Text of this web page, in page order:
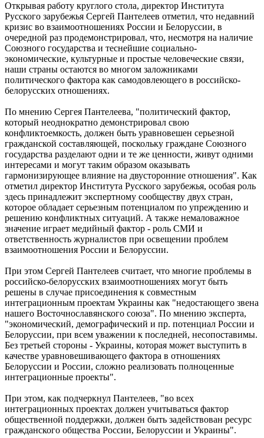
Открывая работу круглого стола, директор Института
Русского зарубежья Сергей Пантелеев отметил, что недавний
кризис во взаимоотношениях России и Белоруссии, в
очередной раз продемонстрировал, что, несмотря на наличие
Союзного государства и теснейшие социально-
экономические, культурные и простые человеческие связи,
наши страны остаются во многом заложниками
политического фактора как самодовлеющего в российско-
белорусских отношениях.
По мнению Сергея Пантелеева, "политический фактор,
который неоднократно демонстрировал свою
конфликтоемкость, должен быть уравновешен серьезной
гражданской составляющей, поскольку граждане Союзного
государства разделают одни и те же ценности, живут одними
интересами и могут таким образом оказывать
гармонизирующее влияние на двусторонние отношения". Как
отметил директор Института Русского зарубежья, особая роль
здесь принадлежит экспертному сообществу двух стран,
которое обладает серьезным потенциалом по упреждению и
решению конфликтных ситуаций. А также немаловажное
значение играет медийный фактор - роль СМИ и
ответственность журналистов при освещении проблем
взаимоотношения России и Белоруссии.
При этом Сергей Пантелеев считает, что многие проблемы в
российско-белорусских взаимоотношениях могут быть
решены в случае присоединения к совместным
интеграционным проектам Украины как "недостающего звена
нашего Восточнославянского союза". По мнению эксперта,
"экономический, демографический и пр. потенциал России и
Белоруссии, при всем уважении к последней, несопоставимы.
Без третьей стороны - Украины, которая может выступить в
качестве уравновешивающего фактора в отношениях
Белоруссии и России, сложно реализовать полноценные
интеграционные проекты".
При этом, как подчеркнул Пантелеев, "во всех
интеграционных проектах должен учитываться фактор
общественной поддержки, должен быть задействован ресурс
гражданского общества России, Белоруссии и Украины".